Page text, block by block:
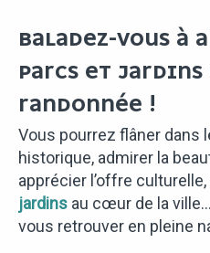
BALADEZ-VOUS À
PARCS ET
RANDONNÉE !
Vous pourrez flâner dans
historique, admirer la
apprécier l’offre
jardins au cœur de la
vous retrouver en pleine